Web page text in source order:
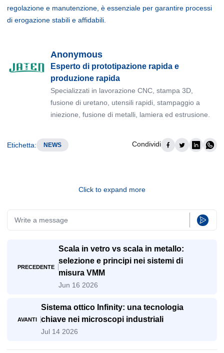
regolazione e manutenzione, è essenziale per garantire processi
di erogazione stabili e affidabili.
Anonymous
Esperto di prototipazione rapida e
produzione rapida
Specializzati in lavorazione CNC, stampa 3D,
fusione di uretano, utensili rapidi, stampaggio a
iniezione, fusione di metalli, lamiera ed estrusione.
Etichetta: NEWS Condividi
Click to expand more
PRECEDENTE
Scala in vetro vs scala in metallo:
selezione e principi nei sistemi di
misura VMM
Jun 16 2026
AVANTI
Sistema ottico Infinity: una tecnologia
chiave nei microscopi industriali
Jul 14 2026